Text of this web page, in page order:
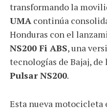
transformando la
UMA continúa
Honduras con el
NS200 Fi ABS, una
tecnologías de Bajaj, de
Pulsar NS200.
Esta nueva motocicleta